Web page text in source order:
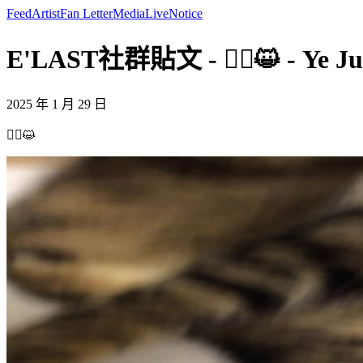
FeedArtistFan LetterMediaLiveNotice
E'LAST社群貼文 - 🙇‍♂️😺 - Ye
2025 年 1 月 29 日
🙇‍♂️😺